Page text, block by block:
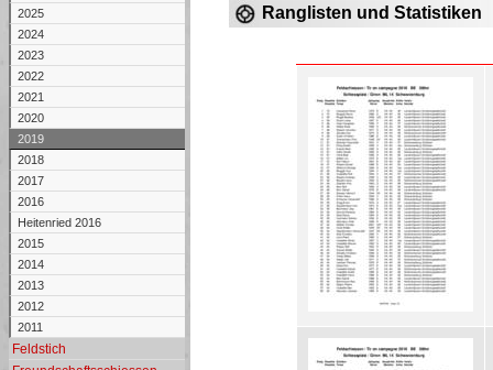
2025
2024
2023
2022
2021
2020
2019
2018
2017
2016
Heitenried 2016
2015
2014
2013
2012
2011
Feldstich
Ranglisten und Statistiken